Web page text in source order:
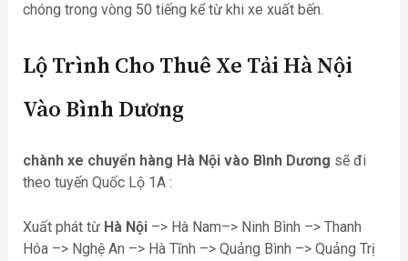
chóng trong vòng 50 tiếng kể từ khi xe xuất bến.
Lộ Trình Cho Thuê Xe Tải Hà Nội
Vào Bình Dương
chành xe chuyển hàng Hà Nội vào Bình Dương sẽ đi
theo tuyến Quốc Lộ 1A :
Xuất phát từ Hà Nội–> Hà Nam–> Ninh Bình –> Thanh
Hóa –> Nghệ An –> Hà Tĩnh –> Quảng Bình –> Quảng Trị